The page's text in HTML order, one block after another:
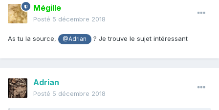
Mégille
Posté 5 décembre 2018
As tu la source, @Adrian ? Je trouve le sujet intéressant
Adrian
Posté 5 décembre 2018